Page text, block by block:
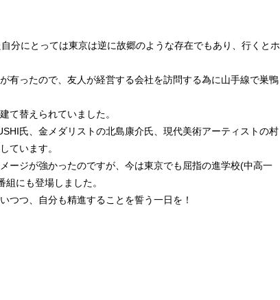
分にとっては東京は逆に故郷のような存在でもあり、行くとホ
有ったので、友人が経営する会社を訪問する為に山手線で巣鴨
て替えられていました。
氏、金メダリストの北島康介氏、現代美術アーティストの村
ています。
ージが強かったのですが、今は東京でも屈指の進学校(中高一
にも登場しました。
つつ、自分も精進することを誓う一日を！